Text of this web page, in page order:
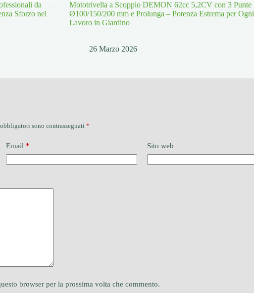
da
Sforzo nel
Mototrivella a Scoppio DEMON 62cc 5,2CV con 3 Punte
Ø100/150/200 mm e Prolunga – Potenza Estrema per Ogni
Lavoro in Giardino
26 Marzo 2026
sono contrassegnati *
Email * Sito web
browser per la prossima volta che commento.